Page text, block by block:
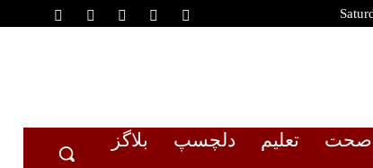
صحت تعلیم دلچسپ
بلاگز